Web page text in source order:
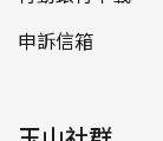
申訴信箱